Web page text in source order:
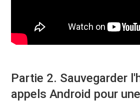
Partie 2. Sauvegarder
appels Android pour